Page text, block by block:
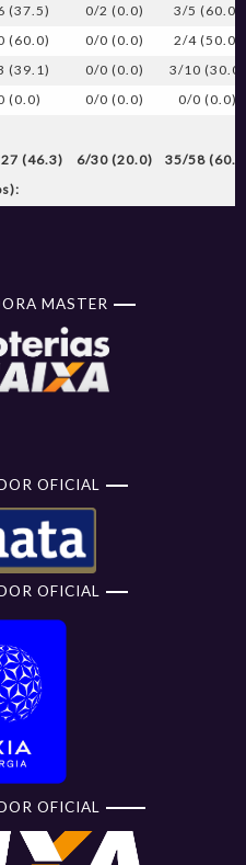
(37.5) 0/2 (0.0)
3/5 (60.0)
(60.0) 0/0 (0.0)
2/4 (50.0)
(39.1) 0/0 (0.0)
3/10 (30.0)
(0.0) 0/0 (0.0)
0/0 (0.0)
(46.3) 6/30 (20.0)
35/58
MASTER
OFICIAL
OFICIAL
OFICIAL